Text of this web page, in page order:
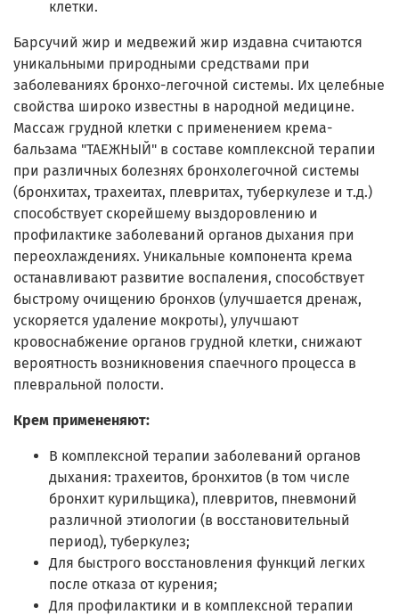
клетки.
Барсучий жир и медвежий жир издавна считаются
уникальными природными средствами при
заболеваниях бронхо-легочной системы. Их целебные
свойства широко известны в народной медицине.
Массаж грудной клетки с применением крема-
бальзама "ТАЕЖНЫЙ" в составе комплексной терапии
при различных болезнях бронхолегочной системы
(бронхитах, трахеитах, плевритах, туберкулезе и т.д.)
способствует скорейшему выздоровлению и
профилактике заболеваний органов дыхания при
переохлаждениях. Уникальные компонента крема
останавливают развитие воспаления, способствует
быстрому очищению бронхов (улучшается дренаж,
ускоряется удаление мокроты), улучшают
кровоснабжение органов грудной клетки, снижают
вероятность возникновения спаечного процесса в
плевральной полости.
Крем примененяют:
В комплексной терапии заболеваний органов
дыхания: трахеитов, бронхитов (в том числе
бронхит курильщика), плевритов, пневмоний
различной этиологии (в восстановительный
период), туберкулез;
Для быстрого восстановления функций легких
после отказа от курения;
Для профилактики и в комплексной терапии